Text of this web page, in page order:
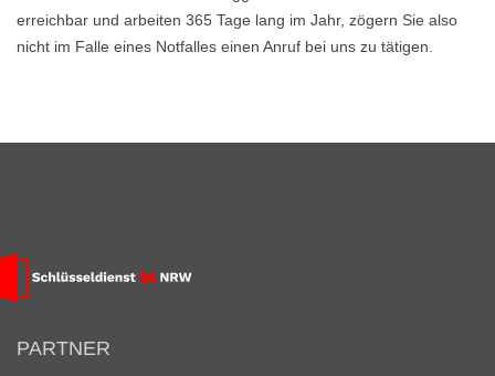
erreichbar und arbeiten 365 Tage lang im Jahr, zögern Sie also
nicht im Falle eines Notfalles einen Anruf bei uns zu tätigen.
PARTNER